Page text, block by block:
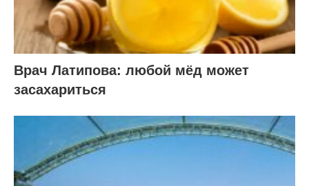
Врач Латипова: любой мёд может
засахариться